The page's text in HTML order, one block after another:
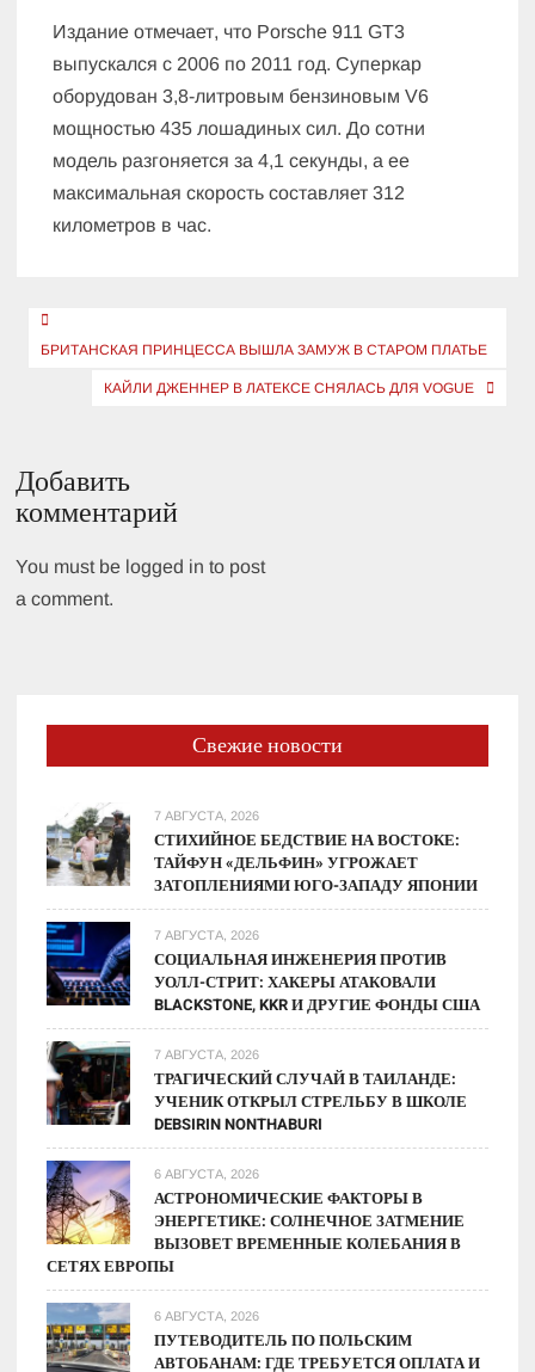
Издание отмечает, что Porsche 911 GT3
выпускался с 2006 по 2011 год. Суперкар
оборудован 3,8-литровым бензиновым V6
мощностью 435 лошадиных сил. До сотни
модель разгоняется за 4,1 секунды, а ее
максимальная скорость составляет 312
километров в час.
Навигация
по
записям
БРИТАНСКАЯ ПРИНЦЕССА ВЫШЛА ЗАМУЖ В СТАРОМ ПЛАТЬЕ
КАЙЛИ ДЖЕННЕР В ЛАТЕКСЕ СНЯЛАСЬ ДЛЯ VOGUE
Добавить
комментарий
You must be logged in to post
a comment.
Свежие новости
7 АВГУСТА, 2026
СТИХИЙНОЕ БЕДСТВИЕ НА ВОСТОКЕ:
ТАЙФУН «ДЕЛЬФИН» УГРОЖАЕТ
ЗАТОПЛЕНИЯМИ ЮГО-ЗАПАДУ ЯПОНИИ
7 АВГУСТА, 2026
СОЦИАЛЬНАЯ ИНЖЕНЕРИЯ ПРОТИВ
УОЛЛ-СТРИТ: ХАКЕРЫ АТАКОВАЛИ
BLACKSTONE, KKR И ДРУГИЕ ФОНДЫ США
7 АВГУСТА, 2026
ТРАГИЧЕСКИЙ СЛУЧАЙ В ТАИЛАНДЕ:
УЧЕНИК ОТКРЫЛ СТРЕЛЬБУ В ШКОЛЕ
DEBSIRIN NONTHABURI
6 АВГУСТА, 2026
АСТРОНОМИЧЕСКИЕ ФАКТОРЫ В
ЭНЕРГЕТИКЕ: СОЛНЕЧНОЕ ЗАТМЕНИЕ
ВЫЗОВЕТ ВРЕМЕННЫЕ КОЛЕБАНИЯ В
СЕТЯХ ЕВРОПЫ
6 АВГУСТА, 2026
ПУТЕВОДИТЕЛЬ ПО ПОЛЬСКИМ
АВТОБАНАМ: ГДЕ ТРЕБУЕТСЯ ОПЛАТА И